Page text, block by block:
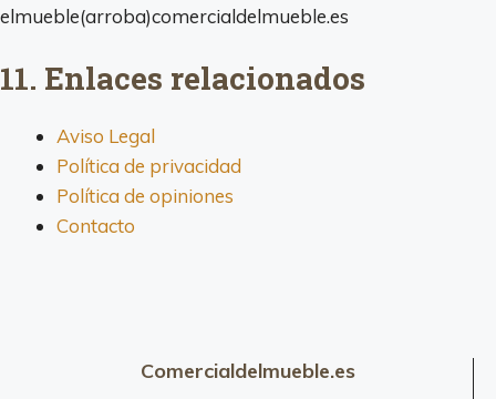
elmueble(arroba)comercialdelmueble.es
11. Enlaces relacionados
Aviso Legal
Política de privacidad
Política de opiniones
Contacto
Comercialdelmueble.es